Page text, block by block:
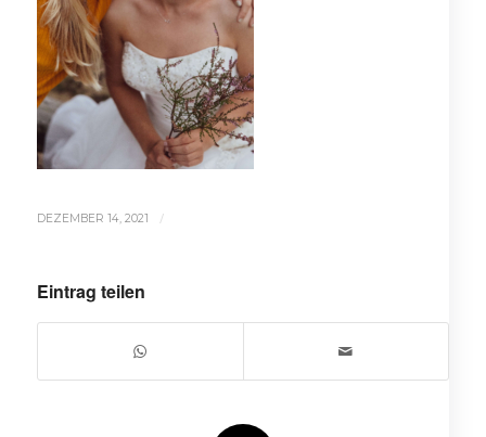
DEZEMBER 14, 2021 /
Eintrag teilen